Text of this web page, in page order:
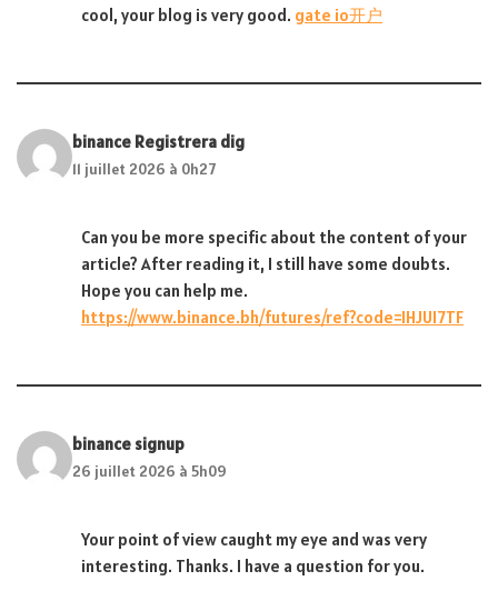
cool, your blog is very good. gate io开户
binance Registrera dig
11 juillet 2026 à 0h27
Can you be more specific about the content of your
article? After reading it, I still have some doubts.
Hope you can help me.
https://www.binance.bh/futures/ref?code=IHJUI7TF
binance signup
26 juillet 2026 à 5h09
Your point of view caught my eye and was very
interesting. Thanks. I have a question for you.